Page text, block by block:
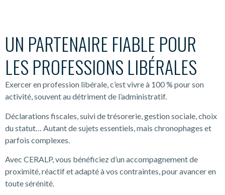
UN PARTENAIRE FIABLE POUR
LES PROFESSIONS LIBÉRALES
Exercer en profession libérale, c’est vivre à 100 % pour son
activité, souvent au détriment de l’administratif.
Déclarations fiscales, suivi de trésorerie, gestion sociale, choix
du statut… Autant de sujets essentiels, mais chronophages et
parfois complexes.
Avec CERALP, vous bénéficiez d’un accompagnement de
proximité, réactif et adapté à vos contraintes, pour avancer en
toute sérénité.